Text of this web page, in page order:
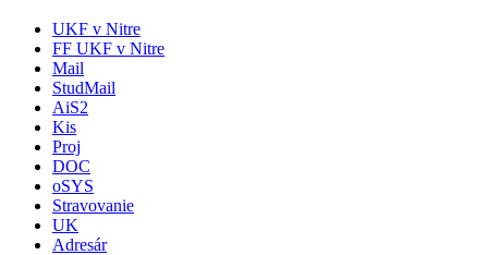
UKF v Nitre
FF UKF v Nitre
Mail
StudMail
AiS2
Kis
Proj
DOC
oSYS
Stravovanie
UK
Adresár